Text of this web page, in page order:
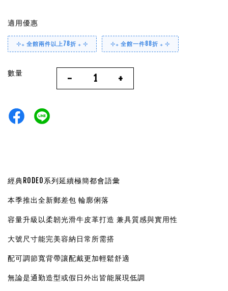
適用優惠
⊹₊ 全館兩件以上78折 ₊ ⊹ ⊹₊ 全館一件88折 ₊ ⊹
數量 - +
經典RODEO系列延續極簡都會語彙
本季推出全新郵差包 輪廓俐落
容量升級以柔韌光滑牛皮革打造 兼具質感與實用性
大號尺寸能完美容納日常所需搭
配可調節寬背帶讓配戴更加輕鬆舒適
無論是通勤造型或假日外出皆能展現低調